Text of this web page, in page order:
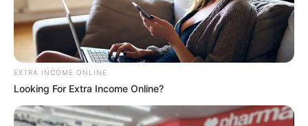
EXTRA INCOME ONLINE
Looking For Extra Income Online?